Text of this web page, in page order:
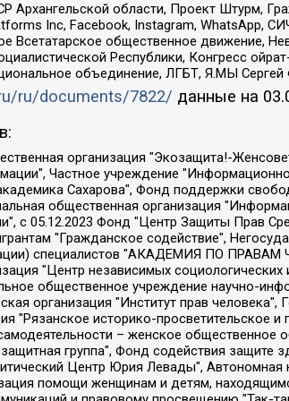
Архангельской области, Проект Штурм,
Inc, Facebook, Instagram, WhatsApp,
Всетатарское общественное
Республики, Конгресс
объединение, ЛГБТ, Я.МЫ Сергей
ru/documents/7822/ данные на
просвещению "Так-так-Так", Фонд содействия устойчивому развитию "Серебряная тайга", Свердловский региональный общественный фонд социальных проектов "Новое время", "Idel.Реалии", Кавказ.Реалии, Крым.Реалии, Телеканал Настоящее Время, Татаро-башкирская служба Радио Свобода (Azatliq Radiosi), Радио Свободная Европа/Радио Свобода (PCE/PC), "Сибирь.Реалии", "Фактограф", Благотворительный фонд помощи осужденным и их семьям, Автономная некоммерческая организация "Институт глобализации и социальных движений", Фонд "В защиту прав заключенных", Частное учреждение "Центр поддержки и содействия развитию средств массовой информации", Пензенский региональный общественный благотворительный фонд "Гражданский союз", "Север.Реалии", Некоммерческая организация Фонд "Правовая инициатива", Общество с ограниченной ответственностью "Радио Свободная Европа/Радио Свобода", Чешское информационное агентство "MEDIUM-ORIENT", Красноярская региональная общественная организация "Мы против СПИДа", Камалягин Денис Николаевич, Маркелов Сергей Евгеньевич, Пономарев Лев Александрович, Савицкая Людмила Алексеевна, Автономная некоммерческая организация "Центр по работе с проблемой насилия "НАСИЛИЮ.НЕТ", Межрегиональный профессиональный союз работников здравоохранения "Альянс врачей", Юридическое лицо, зарегистрированное в Латвийской Республике, SIA "Medusa Project" (регистрационный номер 40103797863, дата регистрации 10.06.2014), Некоммерческая организация "Фонд по борьбе с коррупцией", Автономная некоммерческая организация "Институт права и публичной политики", Баданин Роман Сергеевич, Гликин Максим Александрович, Железнова Мария Михайловна, Лукьянова Юлия Сергеевна, Маетная Елизавета Витальевна, Маняхин Петр Борисович, Чуракова Ольга Владимировна, Ярош Юлия Петровна, Юридическое лицо "The Insider SIA", зарегистрированное в Риге, Латвийская Республика (дата регистрации 26.06.2015), являющееся администратором доменного имени интернет-издания "The Insider SIA", https://theins.ru, Постернак Алексей Евгеньевич, Рубин Михаил Аркадьевич, Анин Роман Александрович, Юридическое лицо Istories fonds, зарегистрированное в Латвийской Республике (регистрационный номер 50008295751, дата регистрации 24.02.2020), Великовский Дмитрий Александрович, Долинина Ирина Николаевна, Мароховская Алеся Алексеевна, Шлейнов Роман Юрьевич, Шмагун Олеся Валентиновна, Общество с ограниченной ответственностью "Альтаир 2021", Общество с ограниченной ответственностью "Вега 2021", Общество с ограниченной ответственностью "Главный редактор 2021", Общество с ограниченной ответственностью "Ромашки